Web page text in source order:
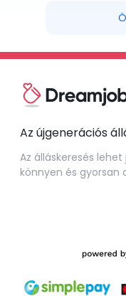
Az újgenerációs
Az álláskeresés
könnyen és gyorsan